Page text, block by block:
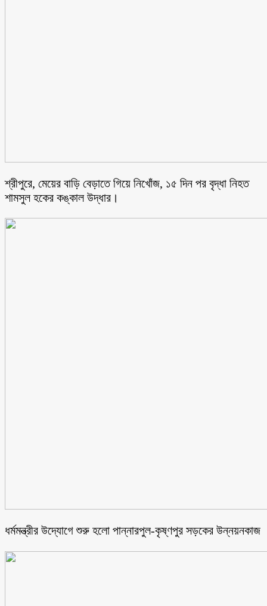
শ্রীপুরে, মেয়ের বাড়ি বেড়াতে গিয়ে নিখোঁজ, ১৫ দিন পর বৃদ্ধা নিহত
শামসুল হকের কঙ্কাল উদ্ধার।
ধর্মমন্ত্রীর উদ্যোগে শুরু হলো পান্নারপুল-কৃষ্ণপুর সড়কের উন্নয়নকাজ